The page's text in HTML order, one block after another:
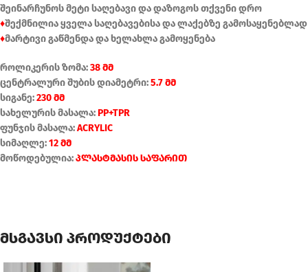
შეინარჩუნოს მეტი საღებავი და დაზოგოს თქვენი დრო
♦შექმნილია ყველა საღებავებისა და ლაქებზე გამოსაყენებლად
♦მარტივი გაწმენდა და ხელახლა გამოყენება
როლიკერის ზომა:38 მმ
ცენტრალური შუბის დიამეტრი:5.7 მმ
სიგანე:230 მმ
სახელურის მასალა:PP+TPR
ფუნჯის მასალა:ACRYLIC
სიმაღლე:12 მმ
მოწოდებულია:პლასტმასის საფარით
მსგავსი პროდუქტები